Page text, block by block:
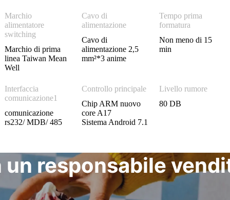
Marchio
alimentatore
switching
Marchio di prima
linea Taiwan Mean
Well
Cavo di
alimentazione
Cavo di
alimentazione 2,5
mm²*3 anime
Tempo prima
formatura
Non meno di 15
min
Interfaccia
comunicazione1
comunicazione
rs232/ MDB/ 485
Controllo principale
Chip ARM nuovo
core A17
Sistema Android 7.1
Livello rumore
80 DB
un responsabile